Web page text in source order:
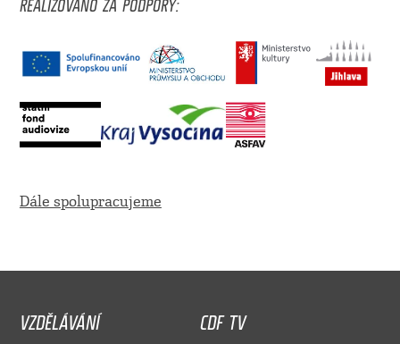
Dále spolupracujeme
VZDĚLÁVÁNÍ
CDF TV